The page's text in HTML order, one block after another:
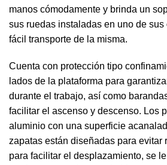
manos cómodamente y brinda un
sus ruedas instaladas en uno de sus
fácil transporte de la misma.
Cuenta con protección tipo
lados de la plataforma para
durante el trabajo, así como
facilitar el ascenso y descenso. Los
aluminio con una superficie
zapatas están diseñadas para evitar
para facilitar el desplazamiento, se